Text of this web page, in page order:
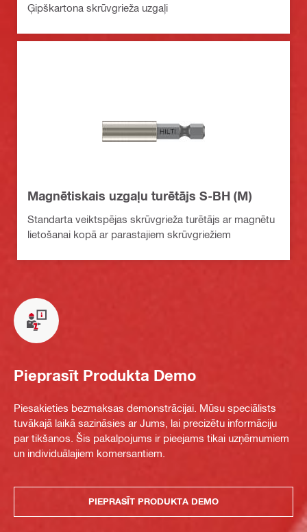
Ģipškartona skrūvgrieža uzgaļi
Magnētiskais uzgaļu turētājs S-BH (M)
Standarta veiktspējas skrūvgrieža turētājs ar magnētu
lietošanai kopā ar parastajiem skrūvgriežiem
Pieprasīt Produkta Demo
Piesakieties bezmaksas demonstrācijai. Mūsu speciālists
tuvākajā laikā sazināsies ar Jums, lai precizētu informāciju
par tikšanos. Šis pakalpojums ir pieejams tikai uzņēmumiem
un individuālajiem komersantiem.
PIEPRASĪT PRODUKTA DEMO